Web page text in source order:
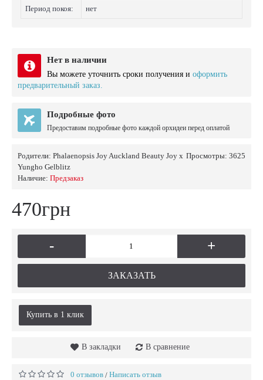
Период покоя: нет
Нет в наличии
Вы можете уточнить сроки получения и оформить
предварительный заказ.
Подробные фото
Предоставим подробные фото каждой орхидеи перед оплатой
Просмотры: 3625
Родители: Phalaenopsis Joy Auckland Beauty Joy x
Yungho Gelblitz
Наличие: Предзаказ
470грн
- +
ЗАКАЗАТЬ
Купить в 1 клик
В закладки В сравнение
0 отзывов / Написать отзыв